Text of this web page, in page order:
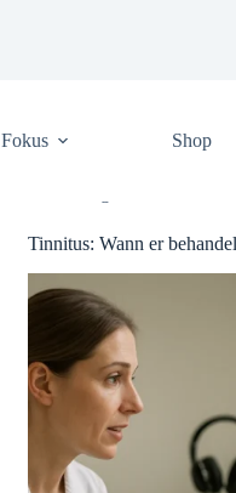
Fokus Shop
Tinnitus: Wann er